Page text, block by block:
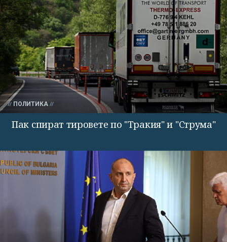
ПОЛИТИКА
Пак спират тировете по "Тракия" и "Струма"